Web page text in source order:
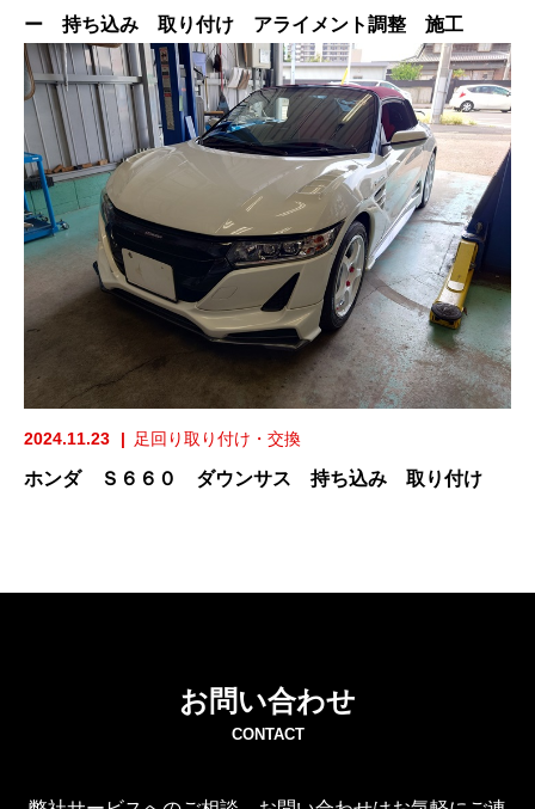
ー 持ち込み 取り付け アライメント調整 施工
2024.11.23 足回り取り付け・交換
ホンダ Ｓ６６０ ダウンサス 持ち込み 取り付け
お問い合わせ
CONTACT